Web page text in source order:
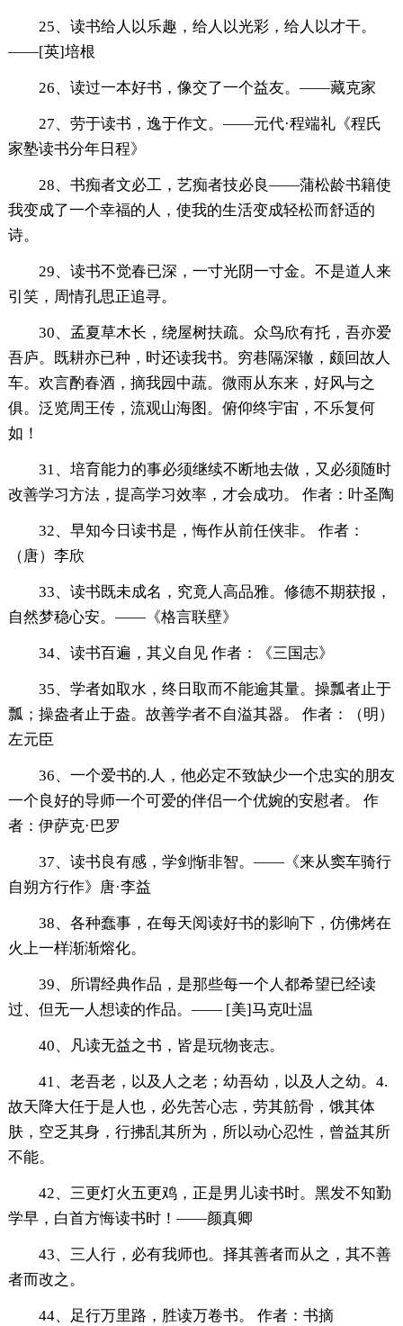
25、读书给人以乐趣，给人以光彩，给人以才干。
——[英]培根
26、读过一本好书，像交了一个益友。——藏克家
27、劳于读书，逸于作文。——元代·程端礼《程氏
家塾读书分年日程》
28、书痴者文必工，艺痴者技必良——蒲松龄书籍使
我变成了一个幸福的人，使我的生活变成轻松而舒适的
诗。
29、读书不觉春已深，一寸光阴一寸金。不是道人来
引笑，周情孔思正追寻。
30、孟夏草木长，绕屋树扶疏。众鸟欣有托，吾亦爱
吾庐。既耕亦已种，时还读我书。穷巷隔深辙，颇回故人
车。欢言酌春酒，摘我园中蔬。微雨从东来，好风与之
俱。泛览周王传，流观山海图。俯仰终宇宙，不乐复何
如！
31、培育能力的事必须继续不断地去做，又必须随时
改善学习方法，提高学习效率，才会成功。 作者：叶圣陶
32、早知今日读书是，悔作从前任侠非。 作者：
（唐）李欣
33、读书既未成名，究竟人高品雅。修德不期获报，
自然梦稳心安。——《格言联壁》
34、读书百遍，其义自见 作者：《三国志》
35、学者如取水，终日取而不能逾其量。操瓢者止于
瓢；操盎者止于盎。故善学者不自溢其器。 作者：（明）
左元臣
36、一个爱书的.人，他必定不致缺少一个忠实的朋友
一个良好的导师一个可爱的伴侣一个优婉的安慰者。 作
者：伊萨克·巴罗
37、读书良有感，学剑惭非智。——《来从窦车骑行
自朔方行作》唐·李益
38、各种蠢事，在每天阅读好书的影响下，仿佛烤在
火上一样渐渐熔化。
39、所谓经典作品，是那些每一个人都希望已经读
过、但无一人想读的作品。—— [美]马克吐温
40、凡读无益之书，皆是玩物丧志。
41、老吾老，以及人之老；幼吾幼，以及人之幼。4.
故天降大任于是人也，必先苦心志，劳其筋骨，饿其体
肤，空乏其身，行拂乱其所为，所以动心忍性，曾益其所
不能。
42、三更灯火五更鸡，正是男儿读书时。黑发不知勤
学早，白首方悔读书时！——颜真卿
43、三人行，必有我师也。择其善者而从之，其不善
者而改之。
44、足行万里路，胜读万卷书。 作者：书摘